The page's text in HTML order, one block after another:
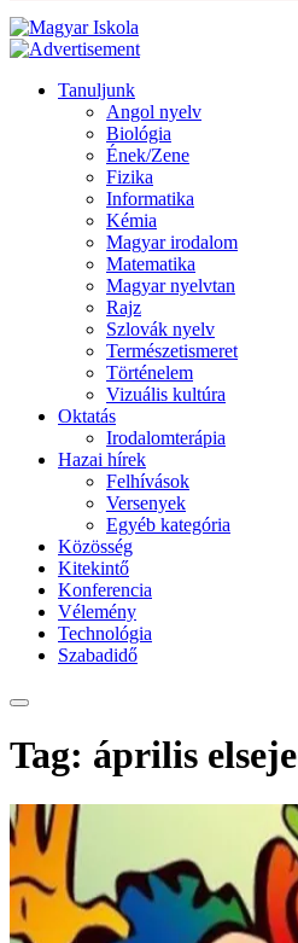
Tanuljunk
Angol nyelv
Biológia
Ének/Zene
Fizika
Informatika
Kémia
Magyar irodalom
Matematika
Magyar nyelvtan
Rajz
Szlovák nyelv
Természetismeret
Történelem
Vizuális kultúra
Oktatás
Irodalomterápia
Hazai hírek
Felhívások
Versenyek
Egyéb kategória
Közösség
Kitekintő
Konferencia
Vélemény
Technológia
Szabadidő
Tag: április elseje